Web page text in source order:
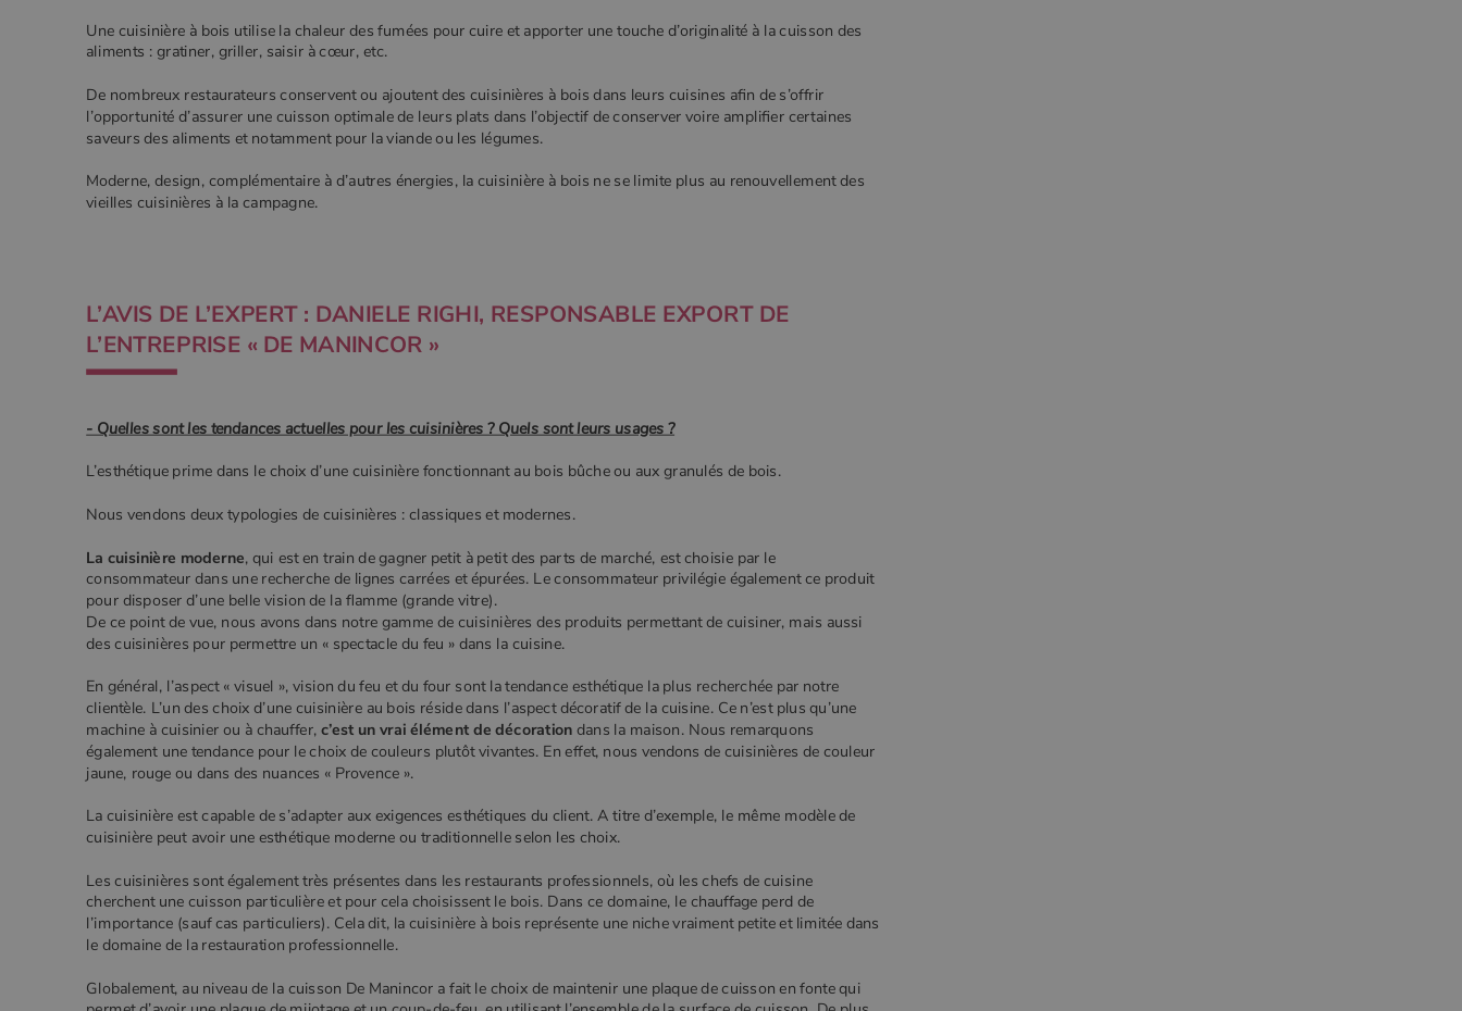
Une cuisinière à bois utilise la chaleur des fumées pour cuire et apporter une touche d’originalité à la cuisson des
aliments : gratiner, griller, saisir à cœur, etc.
De nombreux restaurateurs conservent ou ajoutent des cuisinières à bois dans leurs cuisines afin de s’offrir
l’opportunité d’assurer une cuisson optimale de leurs plats dans l’objectif de conserver voire amplifier certaines
saveurs des aliments et notamment pour la viande ou les légumes.
Moderne, design, complémentaire à d’autres énergies, la cuisinière à bois ne se limite plus au renouvellement des
vieilles cuisinières à la campagne.
L’AVIS DE L’EXPERT : DANIELE RIGHI, RESPONSABLE EXPORT DE
L’ENTREPRISE « DE MANINCOR »
- Quelles sont les tendances actuelles pour les cuisinières ? Quels sont leurs usages ?
L’esthétique prime dans le choix d’une cuisinière fonctionnant au bois bûche ou aux granulés de bois.
Nous vendons deux typologies de cuisinières : classiques et modernes.
La cuisinière moderne, qui est en train de gagner petit à petit des parts de marché, est choisie par le
consommateur dans une recherche de lignes carrées et épurées. Le consommateur privilégie également ce produit
pour disposer d’une belle vision de la flamme (grande vitre).
De ce point de vue, nous avons dans notre gamme de cuisinières des produits permettant de cuisiner, mais aussi
des cuisinières pour permettre un « spectacle du feu » dans la cuisine.
En général, l’aspect « visuel », vision du feu et du four sont la tendance esthétique la plus recherchée par notre
clientèle. L’un des choix d’une cuisinière au bois réside dans l’aspect décoratif de la cuisine. Ce n’est plus qu’une
machine à cuisinier ou à chauffer,c’est un vrai élément de décoration dans la maison. Nous remarquons
également une tendance pour le choix de couleurs plutôt vivantes. En effet, nous vendons de cuisinières de couleur
jaune, rouge ou dans des nuances « Provence ».
La cuisinière est capable de s’adapter aux exigences esthétiques du client. A titre d’exemple, le même modèle de
cuisinière peut avoir une esthétique moderne ou traditionnelle selon les choix.
Les cuisinières sont également très présentes dans les restaurants professionnels, où les chefs de cuisine
cherchent une cuisson particulière et pour cela choisissent le bois. Dans ce domaine, le chauffage perd de
l’importance (sauf cas particuliers). Cela dit, la cuisinière à bois représente une niche vraiment petite et limitée dans
le domaine de la restauration professionnelle.
Globalement, au niveau de la cuisson De Manincor a fait le choix de maintenir une plaque de cuisson en fonte qui